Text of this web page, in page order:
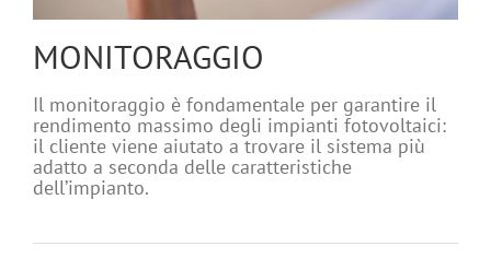
MONITORAGGIO
Il monitoraggio è fondamentale per garantire il
rendimento massimo degli impianti fotovoltaici:
il cliente viene aiutato a trovare il sistema più
adatto a seconda delle caratteristiche
dell’impianto.